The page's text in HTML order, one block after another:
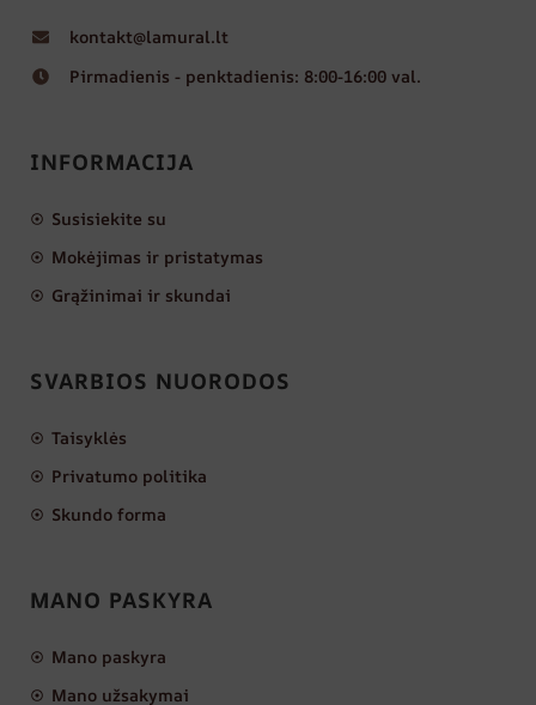
kontakt@lamural.lt
Pirmadienis - penktadienis: 8:00-16:00 val.
INFORMACIJA
Susisiekite su
Mokėjimas ir pristatymas
Grąžinimai ir skundai
SVARBIOS NUORODOS
Taisyklės
Privatumo politika
Skundo forma
MANO PASKYRA
Mano paskyra
Mano užsakymai